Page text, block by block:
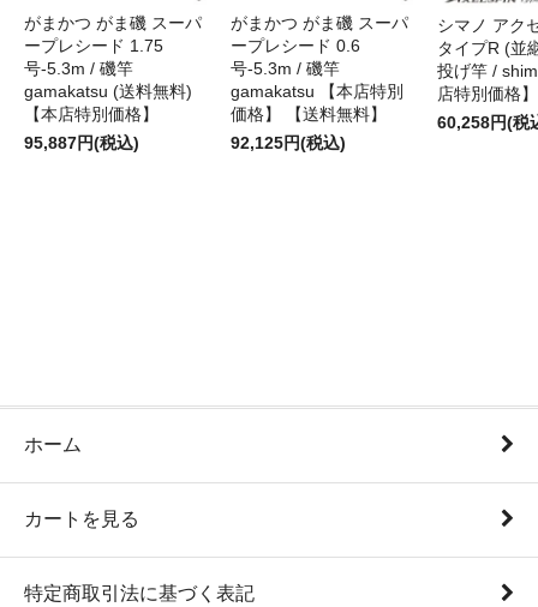
がまかつ がま磯 スーパ
ープレシード 1.75
号-5.3m / 磯竿
gamakatsu (送料無料)
【本店特別価格】
95,887円(税込)
がまかつ がま磯 スーパ
ープレシード 0.6
号-5.3m / 磯竿
gamakatsu 【本店特別
価格】 【送料無料】
92,125円(税込)
シマノ アク
タイプR (並
投げ竿 /
店特別価格】
60,258円(税
ホーム
カートを見る
特定商取引法に基づく表記